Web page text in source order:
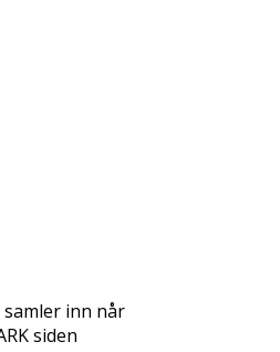
inn når
siden